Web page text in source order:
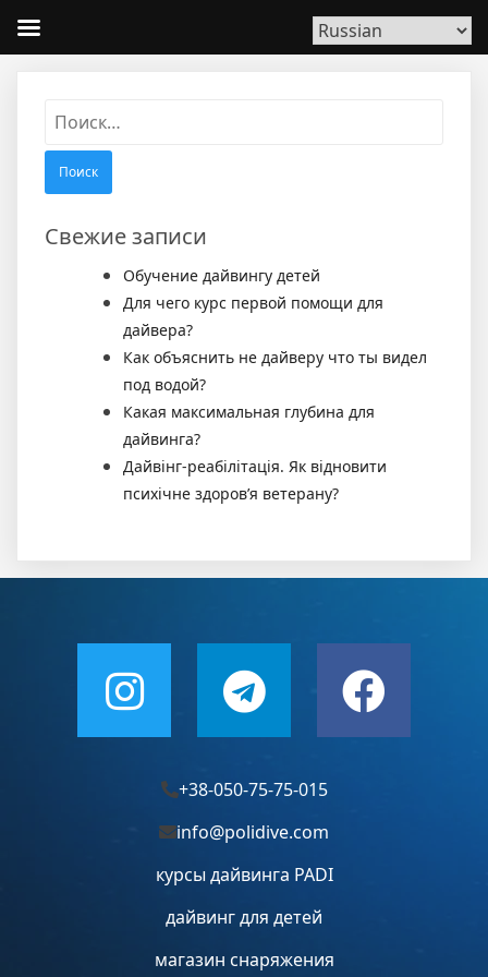
Найти:
Свежие записи
Обучение дайвингу детей
Для чего курс первой помощи для
дайвера?
Как объяснить не дайверу что ты видел
под водой?
Какая максимальная глубина для
дайвинга?
Дайвінг-реабілітація. Як відновити
психічне здоров’я ветерану?
+38-050-75-75-015
info@polidive.com
курсы дайвинга PADI
дайвинг для детей
магазин снаряжения